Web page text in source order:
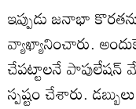
ఇప్పుడు జనాభా
వ్యాఖ్యానించారు.
చేపట్టాలనే
స్పష్టం చేశారు.